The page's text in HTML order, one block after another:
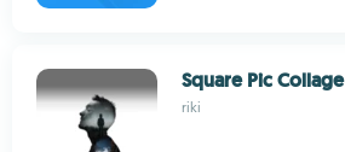
Square Pic Collage
riki